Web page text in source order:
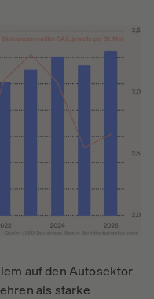
auf den Autosektor
als starke